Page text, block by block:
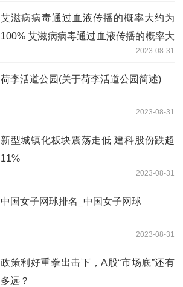
艾滋病病毒通过血液传播的概率大约为
100% 艾滋病病毒通过血液传播的概率大
2023-08-31
荷李活道公园(关于荷李活道公园简述)
2023-08-31
新型城镇化板块震荡走低 建科股份跌超
11%
2023-08-31
中国女子网球排名_中国女子网球
2023-08-31
政策利好重拳出击下，A股“市场底”还有
多远？